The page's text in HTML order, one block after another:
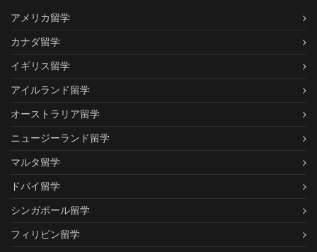
アメリカ留学
カナダ留学
イギリス留学
アイルランド留学
オーストラリア留学
ニュージーランド留学
マルタ留学
ドバイ留学
シンガポール留学
フィリピン留学